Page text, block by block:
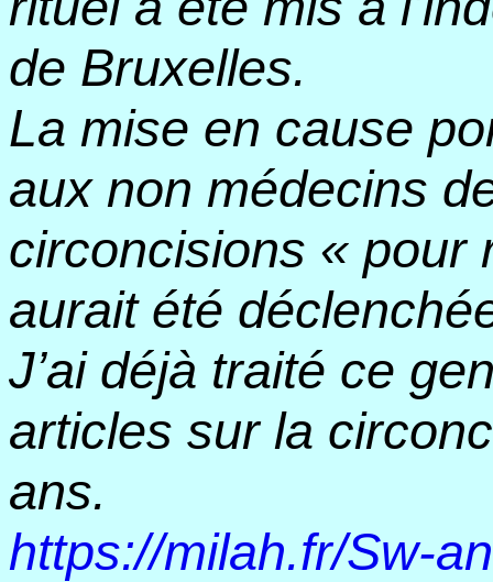
de Bruxelles.
La mise en cause
aux non médecins
circoncisions « pour
aurait été
J’ai déjà traité ce
articles sur la
ans.
https://milah.fr/Sw-